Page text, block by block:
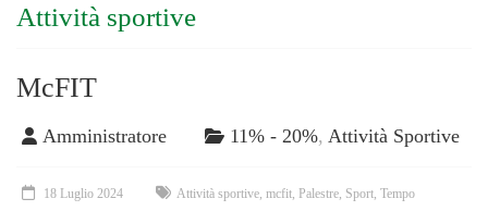
Attività sportive
McFIT
Amministratore 11% - 20%, Attività Sportive
18 Luglio 2024 Attività sportive mcfit Palestre Sport Tempo